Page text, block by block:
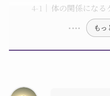
体の関係になる
もっ